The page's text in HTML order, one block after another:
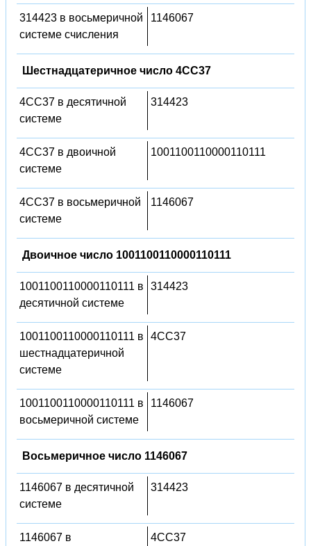
314423 в восьмеричной
системе счисления
1146067
Шестнадцатеричное число 4CC37
4CC37 в десятичной
системе
314423
4CC37 в двоичной
системе
1001100110000110111
4CC37 в восьмеричной
системе
1146067
Двоичное число 1001100110000110111
1001100110000110111 в
десятичной системе
314423
1001100110000110111 в
шестнадцатеричной
системе
4CC37
1001100110000110111 в
восьмеричной системе
1146067
Восьмеричное число 1146067
1146067 в десятичной
системе
314423
1146067 в 4CC37